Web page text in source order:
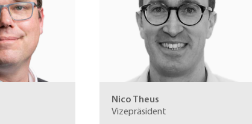
Nico Theus
Vizepräsident